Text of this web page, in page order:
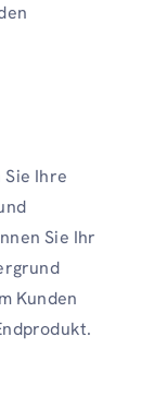
Ihre
Sie Ihr
Kunden